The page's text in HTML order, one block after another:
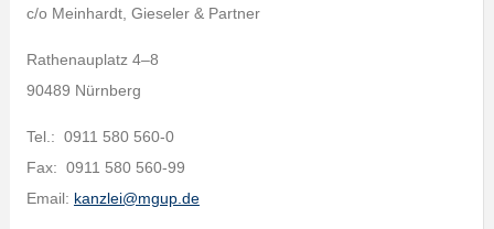
c/o Meinhardt, Gieseler & Partner
Rathenauplatz 4–8
90489 Nürnberg
Tel.: 0911 580 560-0
Fax: 0911 580 560-99
Email: kanzlei@mgup.de